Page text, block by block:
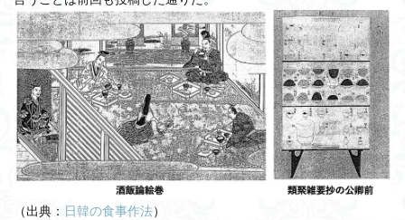
（出典： 日韓の食事作法）